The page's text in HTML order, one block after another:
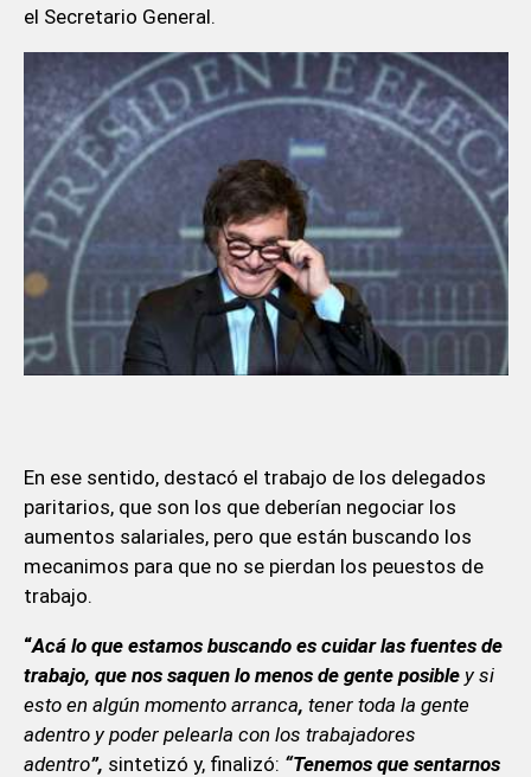
el Secretario General.
En ese sentido, destacó el trabajo de los delegados
paritarios, que son los que deberían negociar los
aumentos salariales, pero que están buscando los
mecanimos para que no se pierdan los peuestos de
trabajo.
“Acá lo que estamos buscando es cuidar las fuentes de
trabajo, que nos saquen lo menos de gente posible y si
esto en algún momento arranca, tener toda la gente
adentro y poder pelearla con los trabajadores
adentro”, sintetizó y, finalizó: “Tenemos que sentarnos